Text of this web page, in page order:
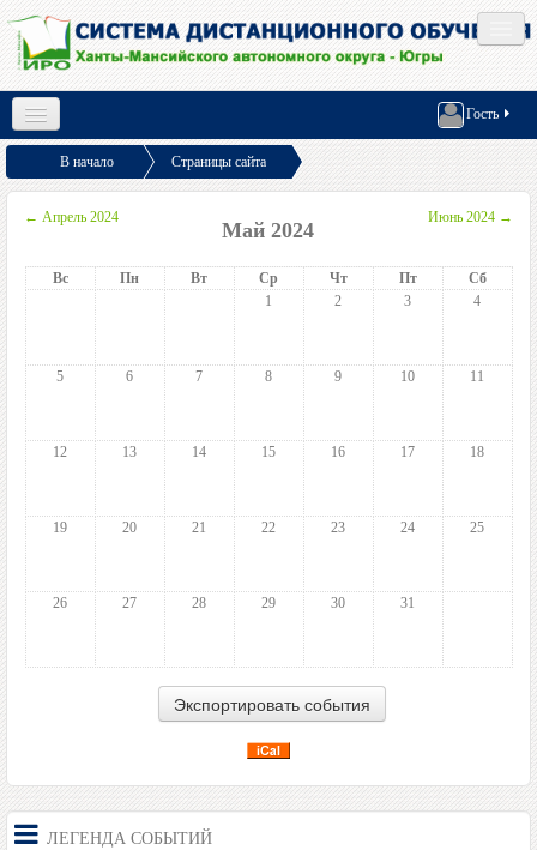
Социальные сети
Русский (ru)
Гость
В начало
Страницы сайта
Календарь
Май 2024
← Апрель 2024
Май 2024
Июнь 2024 →
Вс Пн Вт Ср Чт Пт
Сб
1
2 3 4
5 6 7 8 9 10 11
12 13 14 15 16 17 18
19 20 21 22 23 24 25
26 27 28 29 30 31
ЛЕГЕНДА СОБЫТИЙ